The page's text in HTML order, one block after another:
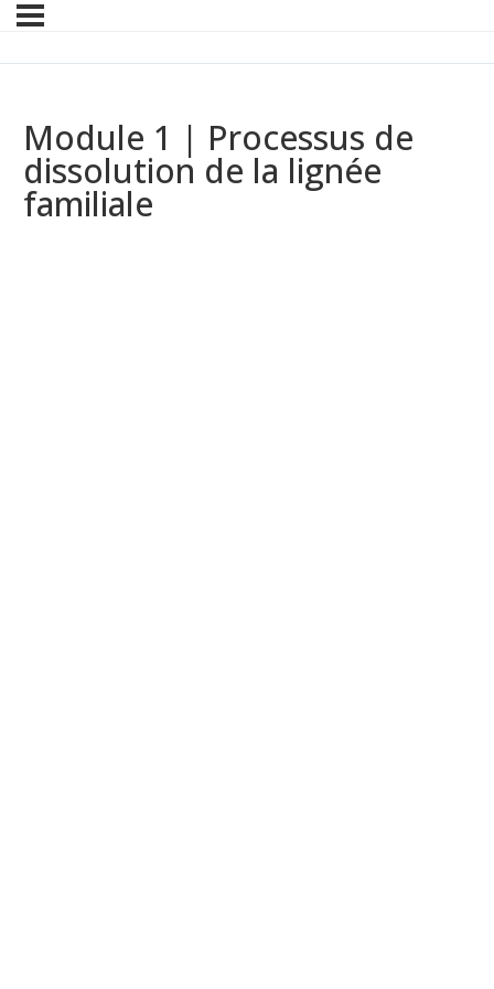
Module 1 | Processus de
dissolution de la lignée
familiale